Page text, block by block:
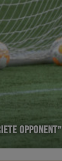
OPPONENT”